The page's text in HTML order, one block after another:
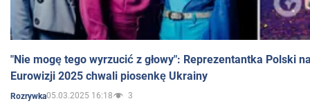
"Nie mogę tego wyrzucić z głowy": Reprezentantka Polski
Eurowizji 2025 chwali piosenkę Ukrainy
Rozrywka05.03.2025 16:18 3